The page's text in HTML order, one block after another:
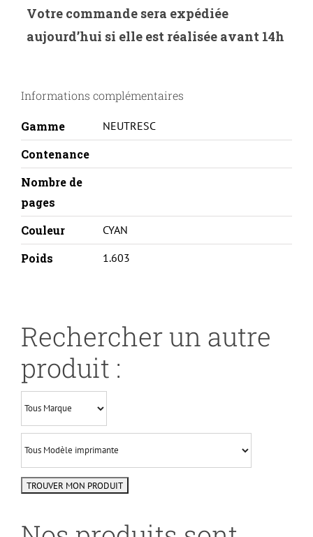
H.648AC-
HP
THD-
REMA
Votre commande sera expédiée
aujourd’hui si elle est réalisée avant 14h
Informations complémentaires
Gamme NEUTRESC
Contenance
Nombre de
pages
Couleur
CYAN
Poids 1.603
Rechercher un autre
produit :